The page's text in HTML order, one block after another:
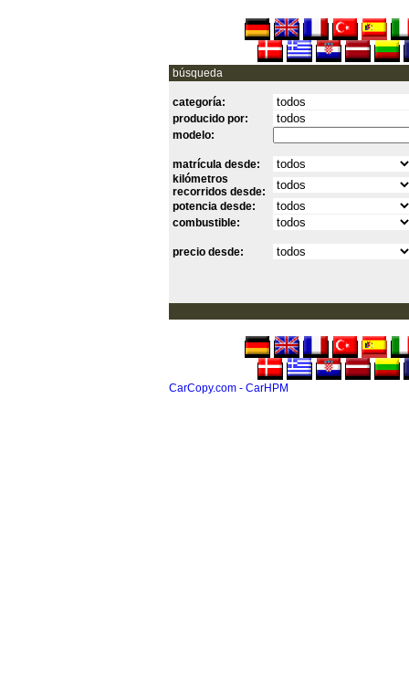
búsqueda
categoría:
producido por:
modelo:
matrícula desde:
kilómetros
recorridos desde:
potencia desde:
combustible:
precio desde:
CarCopy.com - CarHPM